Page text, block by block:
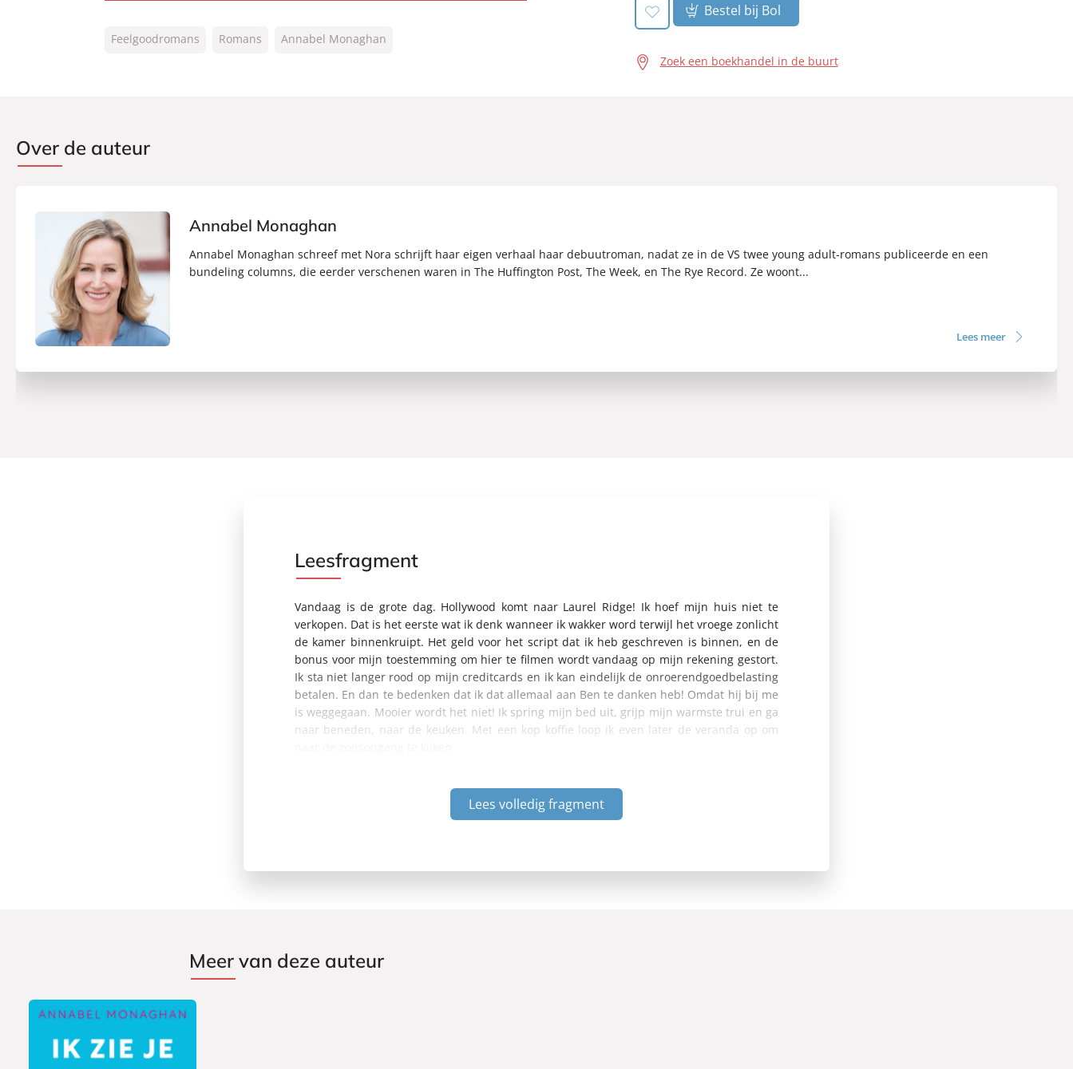
NUR:
302
Prijs:
Verschijningsdatum:
Feelgoodromans Romans Annabel Monaghan
Bestel bij Bol
Zoek een boekhandel in de buurt
Over de auteur
Annabel Monaghan
Annabel Monaghan schreef met Nora schrijft haar eigen verhaal haar debuutroman, nadat ze in de VS twee young adult-romans publiceerde en een
bundeling columns, die eerder verschenen waren in The Huffington Post, The Week, en The Rye Record. Ze woont...
Lees meer
Leesfragment
Vandaag is de grote dag. Hollywood komt naar Laurel Ridge! Ik hoef mijn huis niet te
verkopen. Dat is het eerste wat ik denk wanneer ik wakker word terwijl het vroege zonlicht
de kamer binnenkruipt. Het geld voor het script dat ik heb geschreven is binnen, en de
bonus voor mijn toestemming om hier te filmen wordt vandaag op mijn rekening gestort.
Ik sta niet langer rood op mijn creditcards en ik kan eindelijk de onroerendgoedbelasting
betalen. En dan te bedenken dat ik dat allemaal aan Ben te danken heb! Omdat hij bij me
is weggegaan. Mooier wordt het niet! Ik spring mijn bed uit, grijp mijn warmste trui en ga
naar beneden, naar de keuken. Met een kop koffie loop ik even later de veranda op om
Lees volledig fragment
Meer van deze auteur